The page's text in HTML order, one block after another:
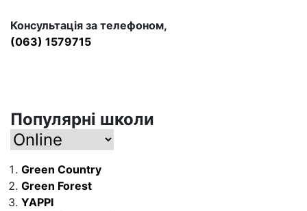
Консультація за телефоном,
(063) 1579715
Популярні школи
Green Country
Green Forest
YAPPI